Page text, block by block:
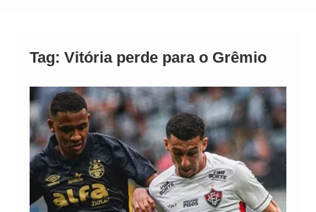
Tag: Vitória perde para o Grêmio